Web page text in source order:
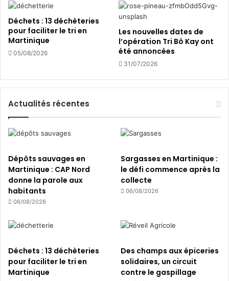
a
p
r
e
g
l
a
e
d
e
s
e
j
e
x
d
u
Déchets : 13 déchèteries
pour faciliter le tri en
Martinique
05/08/2026
Les nouvelles dates de
l’opération Tri Bô Kay ont
été annoncées
31/07/2026
Actualités récentes
Dépôts sauvages en
Martinique : CAP Nord
donne la parole aux
habitants
06/08/2026
Sargasses en Martinique :
le défi commence après la
collecte
06/08/2026
Déchets : 13 déchèteries
pour faciliter le tri en
Martinique
Des champs aux épiceries
solidaires, un circuit
contre le gaspillage